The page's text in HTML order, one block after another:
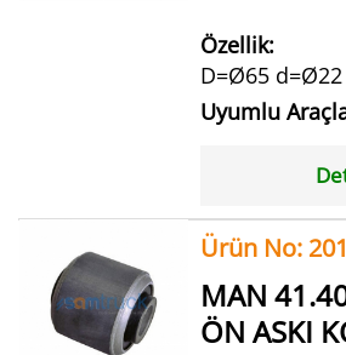
Özellik:
D=Ø65
Uyumlu
Ürün No:
MAN
ÖN ASKI